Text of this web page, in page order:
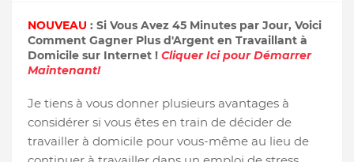
NOUVEAU : Si Vous Avez 45 Minutes par Jour, Voici
Comment Gagner Plus d'Argent en Travaillant à
Domicile sur Internet ! Cliquer Ici pour Démarrer
Maintenant!
Je tiens à vous donner plusieurs avantages à
considérer si vous êtes en train de décider de
travailler à domicile pour vous-même au lieu de